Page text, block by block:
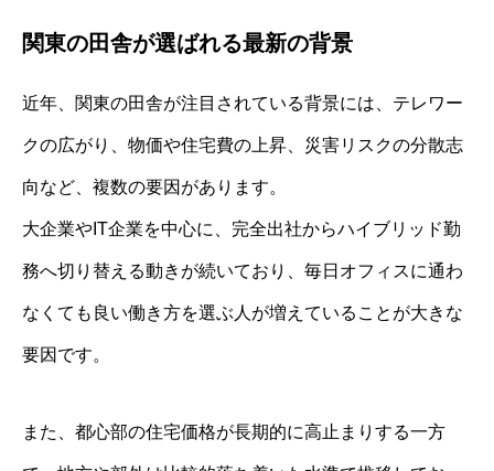
関東の田舎が選ばれる最新の背景
近年、関東の田舎が注目されている背景には、テレワー
クの広がり、物価や住宅費の上昇、災害リスクの分散志
向など、複数の要因があります。
大企業やIT企業を中心に、完全出社からハイブリッド勤
務へ切り替える動きが続いており、毎日オフィスに通わ
なくても良い働き方を選ぶ人が増えていることが大きな
要因です。
また、都心部の住宅価格が長期的に高止まりする一方